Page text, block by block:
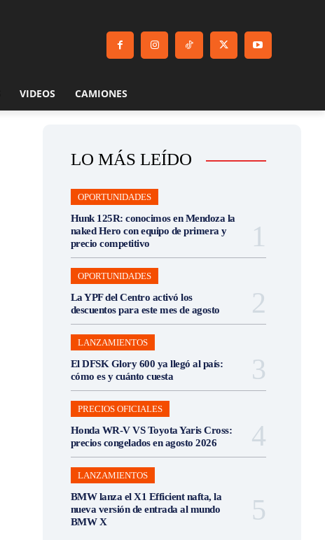
VIDEOS CAMIONES
LO MÁS LEÍDO
OPORTUNIDADES
Hunk 125R: conocimos en Mendoza la
naked Hero con equipo de primera y
precio competitivo
OPORTUNIDADES
La YPF del Centro activó los
descuentos para este mes de agosto
LANZAMIENTOS
El DFSK Glory 600 ya llegó al país:
cómo es y cuánto cuesta
PRECIOS OFICIALES
Honda WR-V VS Toyota Yaris Cross:
precios congelados en agosto 2026
LANZAMIENTOS
BMW lanza el X1 Efficient nafta, la
nueva versión de entrada al mundo
BMW X